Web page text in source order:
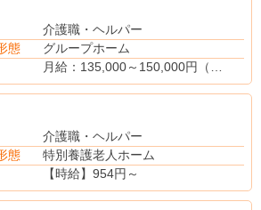
介護職・ヘルパー
態
グループホーム
※夜勤は週に1～2回程度
時給：760円（雇用期間3ヶ月）
資格手当
ヘルパー2級：3,000円
看護師：5,000円
介護職・ヘルパー
態
特別養護老人ホーム
【時給】954円～
【社会保険】完備